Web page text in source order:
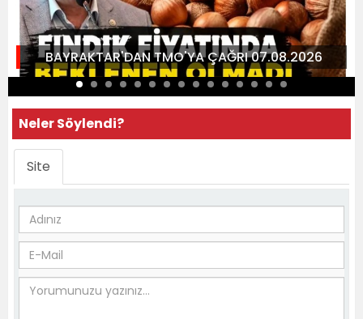
BAYRAKTAR'DAN TMO'YA ÇAĞRI 07.08.2026
Neler Söylendi?
Site